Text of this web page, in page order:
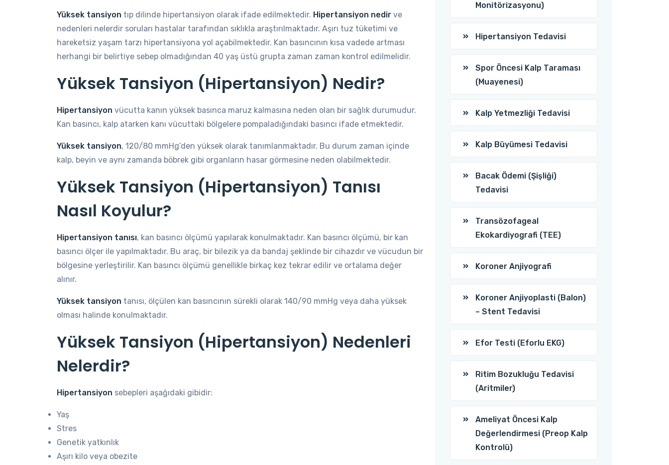
Yüksek tansiyon tıp dilinde hipertansiyon olarak ifade edilmektedir. Hipertansiyon nedir ve
nedenleri nelerdir soruları hastalar tarafından sıklıkla araştırılmaktadır. Aşırı tuz tüketimi ve
hareketsiz yaşam tarzı hipertansiyona yol açabilmektedir. Kan basıncının kısa vadede artması
herhangi bir belirtiye sebep olmadığından 40 yaş üstü grupta zaman zaman kontrol edilmelidir.
Yüksek Tansiyon (Hipertansiyon) Nedir?
Hipertansiyon vücutta kanın yüksek basınca maruz kalmasına neden olan bir sağlık durumudur.
Kan basıncı, kalp atarken kanı vücuttaki bölgelere pompaladığındaki basıncı ifade etmektedir.
Yüksek tansiyon, 120/80 mmHg’den yüksek olarak tanımlanmaktadır. Bu durum zaman içinde
kalp, beyin ve aynı zamanda böbrek gibi organların hasar görmesine neden olabilmektedir.
Yüksek Tansiyon (Hipertansiyon) Tanısı
Nasıl Koyulur?
Hipertansiyon tanısı, kan basıncı ölçümü yapılarak konulmaktadır. Kan basıncı ölçümü, bir kan
basıncı ölçer ile yapılmaktadır. Bu araç, bir bilezik ya da bandaj şeklinde bir cihazdır ve vücudun bir
bölgesine yerleştirilir. Kan basıncı ölçümü genellikle birkaç kez tekrar edilir ve ortalama değer
alınır.
Yüksek tansiyon tanısı, ölçülen kan basıncının sürekli olarak 140/90 mmHg veya daha yüksek
olması halinde konulmaktadır.
Yüksek Tansiyon (Hipertansiyon) Nedenleri
Nelerdir?
Hipertansiyon sebepleri aşağıdaki gibidir:
Yaş
Stres
Genetik yatkınlık
Aşırı kilo veya obezite
Monitörizasyonu)
Hipertansiyon Tedavisi
Spor Öncesi Kalp Taraması
(Muayenesi)
Kalp Yetmezliği Tedavisi
Kalp Büyümesi Tedavisi
Bacak Ödemi (Şişliği)
Tedavisi
Transözofageal
Ekokardiyografi (TEE)
Koroner Anjiyografi
Koroner Anjiyoplasti (Balon)
– Stent Tedavisi
Efor Testi (Eforlu EKG)
Ritim Bozukluğu Tedavisi
(Aritmiler)
Ameliyat Öncesi Kalp
Değerlendirmesi (Preop Kalp
Kontrolü)